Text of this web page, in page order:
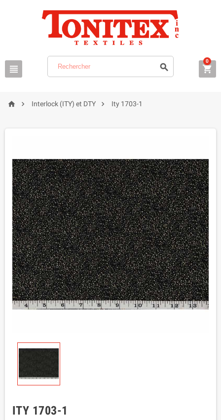
  
0
  Interlock (ITY) et DTY  Ity 1703-1
ITY 1703-1